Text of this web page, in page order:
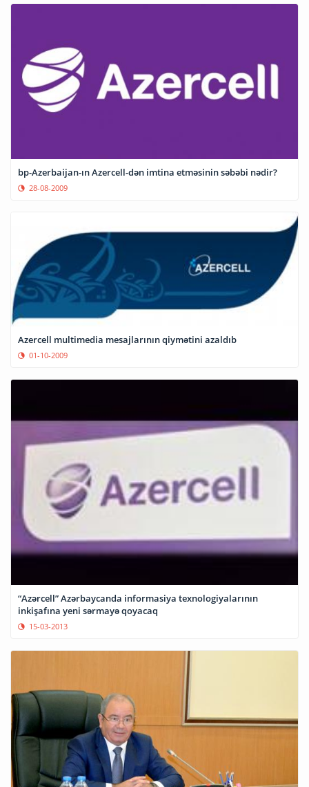
bp-Azerbaijan-ın Azercell-dən imtina etməsinin səbəbi nədir?
28-08-2009
Azercell multimedia mesajlarının qiymətini azaldıb
01-10-2009
“Azərcell” Azərbaycanda informasiya texnologiyalarının
inkişafına yeni sərmayə qoyacaq
15-03-2013